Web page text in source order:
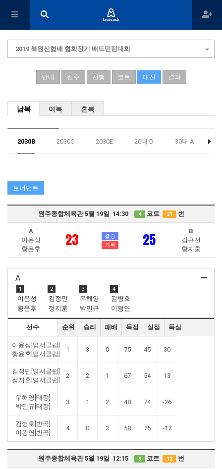
2019 북원신협배 협회장기 배드민턴대회
안내 접수 진행 코트 대진 결과
남복 여복 혼복
2030B 2030C 2030E 20대 D 30대 A
토너먼트
원주종합체육관 5월 19일 14:30 4 코트 21 번
A
이윤성
황윤후
23
결승
기록
25
B
김규선
황지홍
A
1
이윤성
황윤후
2
김정민
정지훈
3
우해영
박민규
4
김병호
이왕연
선수 순위 승리 패배 득점 실점 득실
이윤성[영서클럽]
황윤후[영서클럽]
1 3 0 75 45 30
김정민[영서클럽]
정지훈[영서클럽]
2 2 1 67 54 13
우해영[태장]
박민규[태장]
3 1 2 48 74 -26
김병호[반곡]
이왕연[반곡]
4 0 3 58 75 -17
원주종합체육관 5월 19일 12:15 9 코트 12 번